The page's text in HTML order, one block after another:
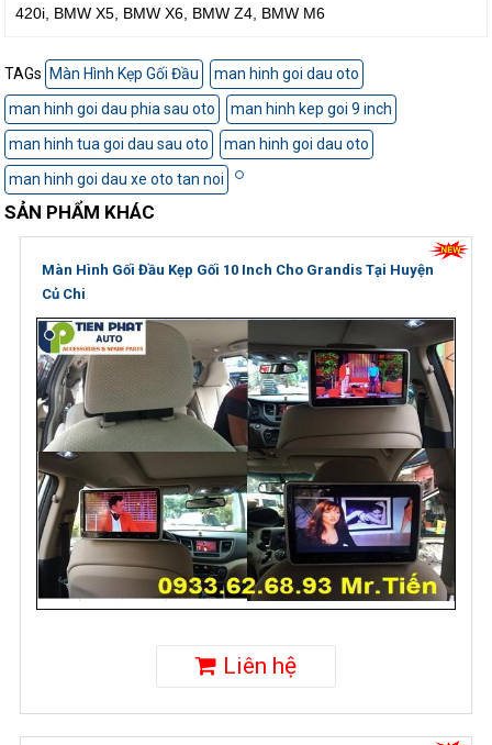
420i, BMW X5, BMW X6, BMW Z4, BMW M6
TAGs Màn Hình Kẹp Gối Đầu
man hinh goi dau oto
man hinh goi dau phia sau oto
man hinh kep goi 9 inch
man hinh tua goi dau sau oto
man hinh goi dau oto
man hinh goi dau xe oto tan noi
SẢN PHẨM KHÁC
Màn Hình Gối Đầu Kẹp Gối 10 Inch Cho Grandis Tại Huyện
Củ Chi
Liên hệ